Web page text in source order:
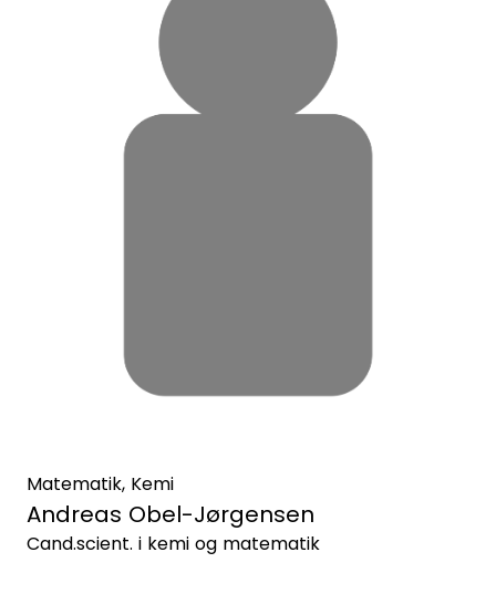
Matematik, Kemi
Andreas Obel-Jørgensen
Cand.scient. i kemi og matematik